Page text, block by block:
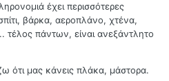
έχει περισσότερες
βάρκα, αεροπλάνο, χτένα,
τέλος πάντων, είναι ανεξάντλητο
ότι μας κάνεις πλάκα, μάστορα.